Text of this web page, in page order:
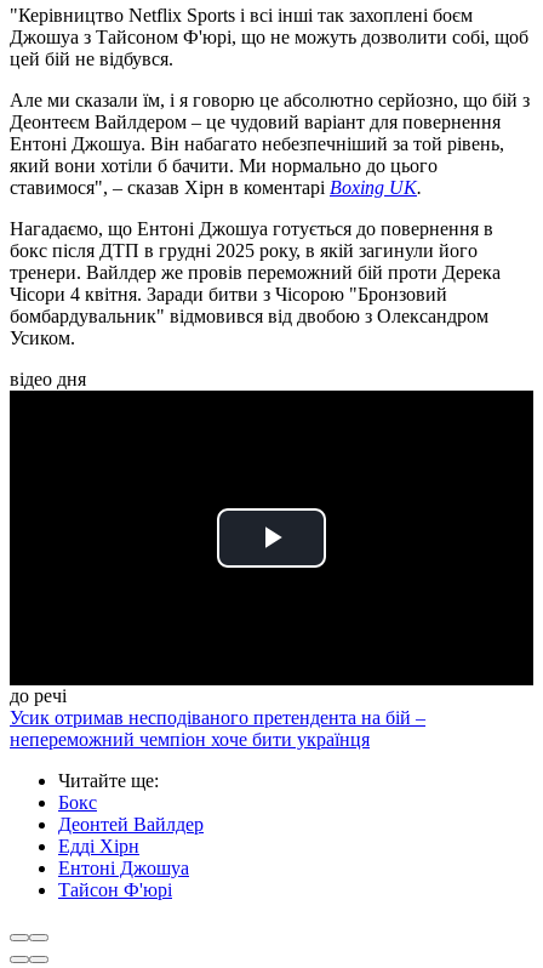
"Керівництво Netflix Sports і всі інші так захоплені боєм
Джошуа з Тайсоном Ф'юрі, що не можуть дозволити собі, щоб
цей бій не відбувся.
Але ми сказали їм, і я говорю це абсолютно серйозно, що бій з
Деонтеєм Вайлдером – це чудовий варіант для повернення
Ентоні Джошуа. Він набагато небезпечніший за той рівень,
який вони хотіли б бачити. Ми нормально до цього
ставимося", – сказав Хірн в коментарі Boxing UK.
Нагадаємо, що Ентоні Джошуа готується до повернення в
бокс після ДТП в грудні 2025 року, в якій загинули його
тренери. Вайлдер же провів переможний бій проти Дерека
Чісори 4 квітня. Заради битви з Чісорою "Бронзовий
бомбардувальник" відмовився від двобою з Олександром
Усиком.
відео дня
Play
до речі
Усик отримав несподіваного претендента на бій –
непереможний чемпіон хоче бити українця
Читайте ще:
Бокс
Деонтей Вайлдер
Едді Хірн
Ентоні Джошуа
Тайсон Ф'юрі